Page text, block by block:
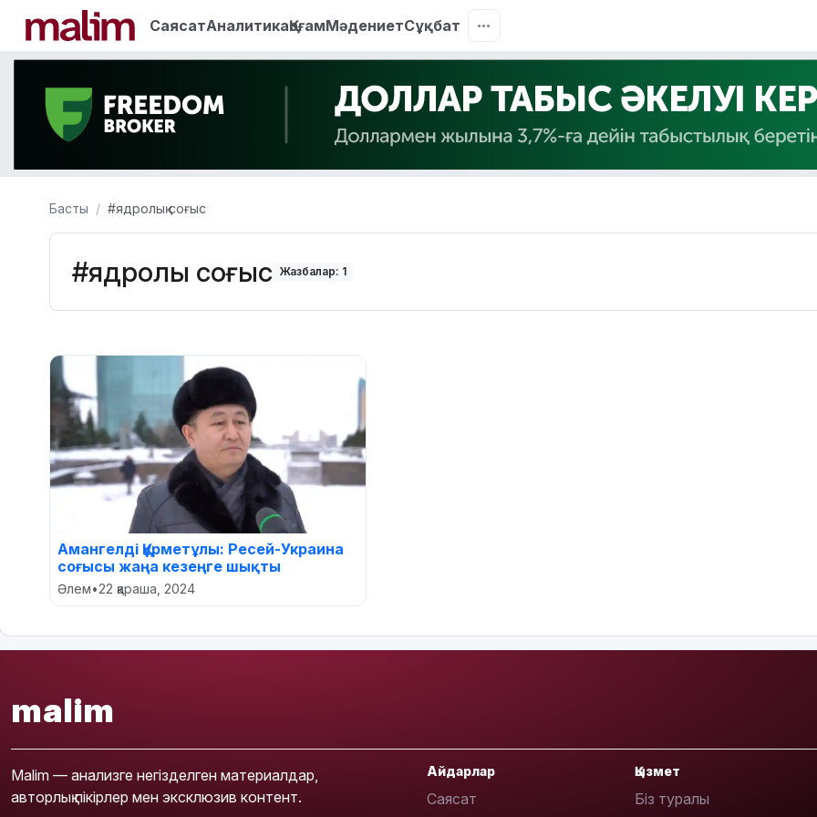
СаясатАналитикаҚоғамМәдениетСұқбат
Басты #ядролық соғыс
#ядролық соғыс Жазбалар: 1
Амангелді Құрметұлы: Ресей-Украина
соғысы жаңа кезеңге шықты
Әлем•22 қараша, 2024
malim
Malim — анализге негізделген материалдар,
авторлық пікірлер мен эксклюзив контент.
Айдарлар
Саясат
Қызмет
Біз туралы